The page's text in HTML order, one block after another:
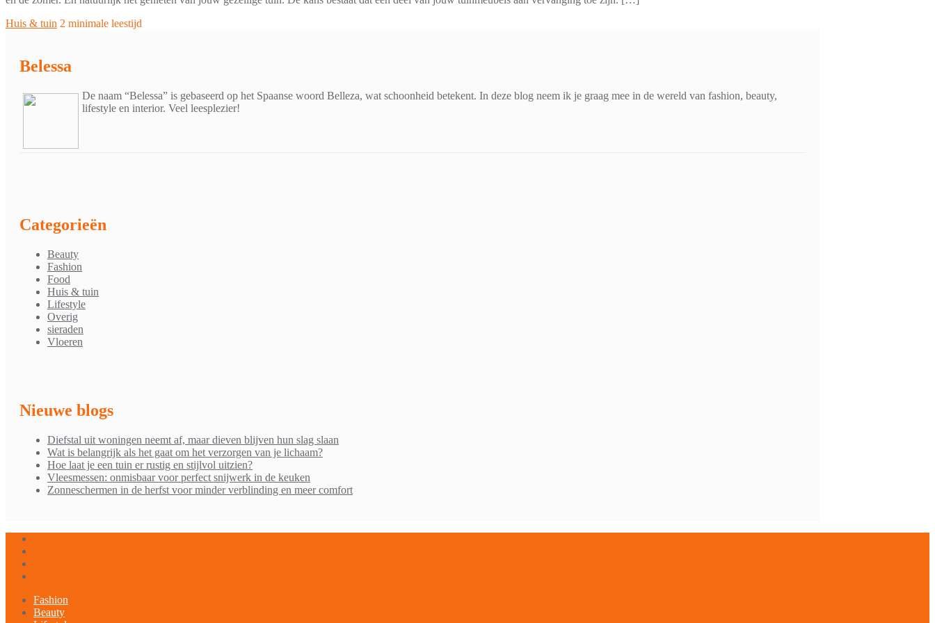
Huis & tuin 2 minimale leestijd
Belessa
De naam “Belessa” is gebaseerd op het Spaanse woord Belleza, wat schoonheid betekent. In deze blog neem ik je graag mee in de wereld van fashion, beauty,
lifestyle en interior. Veel leesplezier!
Categorieën
Beauty
Fashion
Food
Huis & tuin
Lifestyle
Overig
sieraden
Vloeren
Nieuwe blogs
Diefstal uit woningen neemt af, maar dieven blijven hun slag slaan
Wat is belangrijk als het gaat om het verzorgen van je lichaam?
Hoe laat je een tuin er rustig en stijlvol uitzien?
Vleesmessen: onmisbaar voor perfect snijwerk in de keuken
Zonneschermen in de herfst voor minder verblinding en meer comfort
Fashion
Beauty